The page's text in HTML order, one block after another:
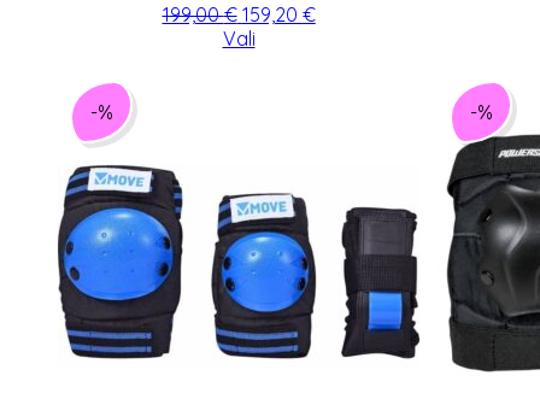
199,00€ Algne
hind
159,20 €Praegune
ValiSellel
teha
tootelehel.
-% -%